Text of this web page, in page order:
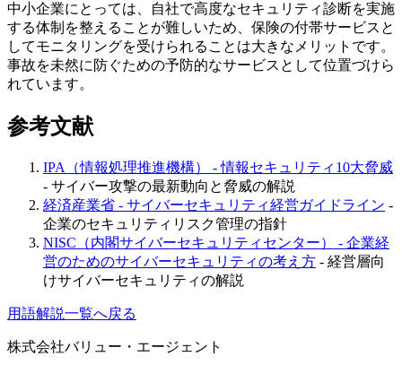
中小企業にとっては、自社で高度なセキュリティ診断を実施
する体制を整えることが難しいため、保険の付帯サービスと
してモニタリングを受けられることは大きなメリットです。
事故を未然に防ぐための予防的なサービスとして位置づけら
れています。
参考文献
IPA（情報処理推進機構） - 情報セキュリティ10大脅威
- サイバー攻撃の最新動向と脅威の解説
経済産業省 - サイバーセキュリティ経営ガイドライン -
企業のセキュリティリスク管理の指針
NISC（内閣サイバーセキュリティセンター） - 企業経
営のためのサイバーセキュリティの考え方 - 経営層向
けサイバーセキュリティの解説
用語解説一覧へ戻る
株式会社バリュー・エージェント